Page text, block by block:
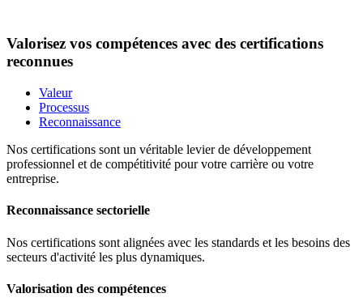
Valorisez vos compétences avec des certifications
reconnues
Valeur
Processus
Reconnaissance
Nos certifications sont un véritable levier de développement
professionnel et de compétitivité pour votre carrière ou votre
entreprise.
Reconnaissance sectorielle
Nos certifications sont alignées avec les standards et les besoins des
secteurs d'activité les plus dynamiques.
Valorisation des compétences